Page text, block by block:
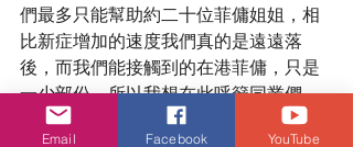
們最多只能幫助約二十位菲傭姐姐，相
比新症增加的速度我們真的是遠遠落
後，而我們能接觸到的在港菲傭，只是
一少部份。所以我想在此呼籲同業們，
希望各位可以伸出援手，幫助社會需要
Email Facebook YouTube